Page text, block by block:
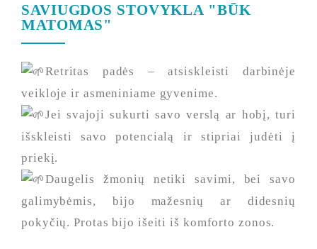
SAVIUGDOS STOVYKLA "BŪK
MATOMAS"
Retritas padės – atsiskleisti darbinėje
veikloje ir asmeniniame gyvenime.
Jei svajoji sukurti savo verslą ar hobį, turi
išskleisti savo potencialą ir stipriai judėti į
priekį.
Daugelis žmonių netiki savimi, bei savo
galimybėmis, bijo mažesnių ar didesnių
pokyčių. Protas bijo išeiti iš komforto zonos.